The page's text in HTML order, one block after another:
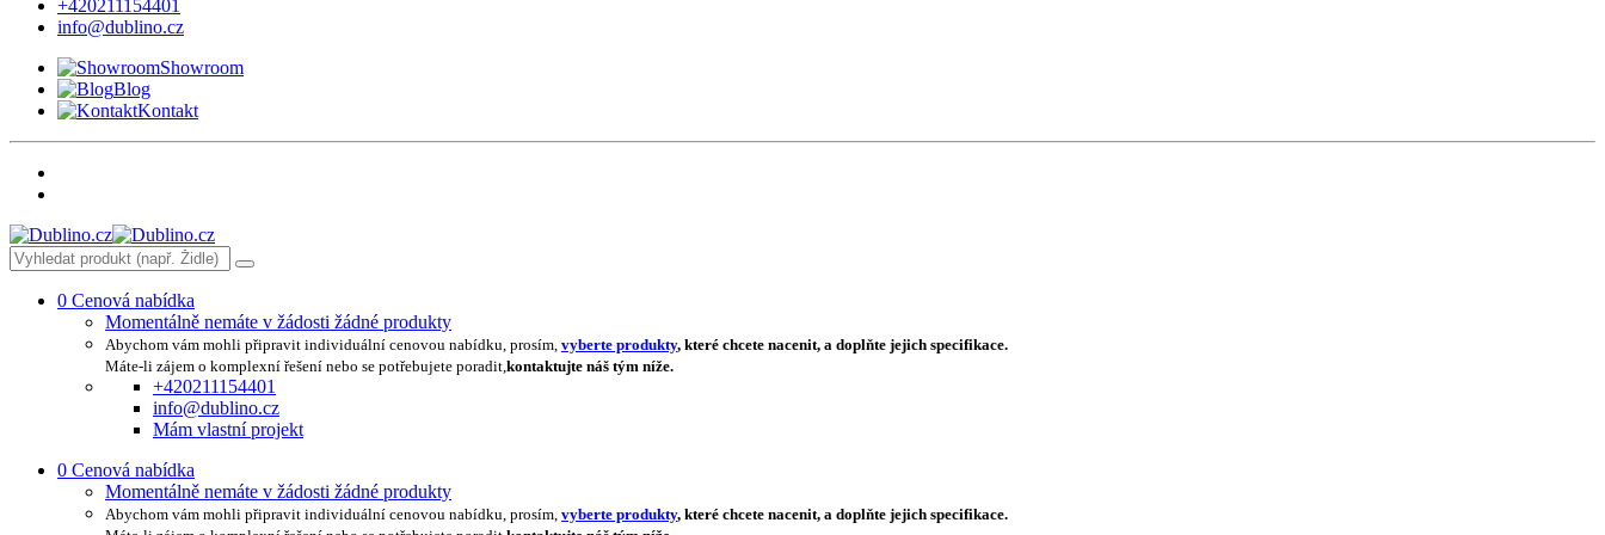
+420211154401
info@dublino.cz
Showroom
Blog
Kontakt
0 Cenová nabídka
Momentálně nemáte v žádosti žádné produkty
Abychom vám mohli připravit individuální cenovou nabídku, prosím, vyberte produkty, které chcete nacenit, a doplňte jejich specifikace.
Máte-li zájem o komplexní řešení nebo se potřebujete poradit,kontaktujte náš tým níže.
+420211154401
info@dublino.cz
Mám vlastní projekt
0 Cenová nabídka
Momentálně nemáte v žádosti žádné produkty
Abychom vám mohli připravit individuální cenovou nabídku, prosím, vyberte produkty, které chcete nacenit, a doplňte jejich specifikace.